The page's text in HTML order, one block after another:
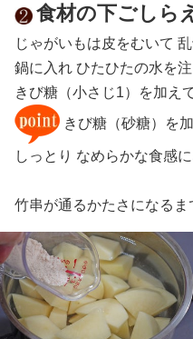
食材の下ごしら
じゃがいもは皮をむいて 乱
鍋に入れ ひたひたの水を注
きび糖（小さじ1）を加え
きび糖（砂糖）を
しっとり なめらかな食感に
竹串が通るかたさになるま